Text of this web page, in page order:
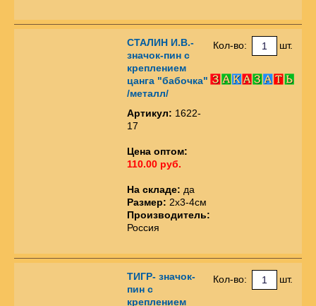
СТАЛИН И.В.-
значок-пин с
креплением
цанга "бабочка"
/металл/
Артикул: 1622-
17
Цена оптом:
110.00 руб.
На складе: да
Размер: 2х3-4см
Производитель:
Россия
Кол-во: шт.
ТИГР- значок-
пин с
креплением
Кол-во: шт.